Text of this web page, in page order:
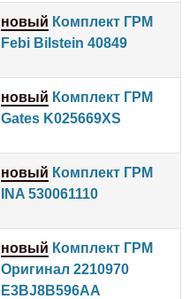
новый Комплект ГРМ
Febi Bilstein 40849
новый Комплект ГРМ
Gates K025669XS
новый Комплект ГРМ
INA 530061110
новый Комплект ГРМ
Оригинал 2210970
E3BJ8B596AA